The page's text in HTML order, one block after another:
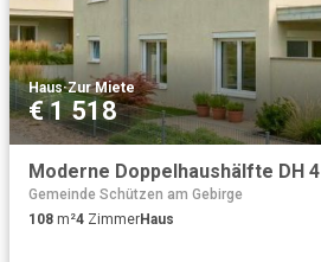
Haus·Zur Miete
€ 1 518
Moderne Doppelhaushälfte DH 4
Gemeinde Schützen am Gebirge
108 m²4 ZimmerHaus